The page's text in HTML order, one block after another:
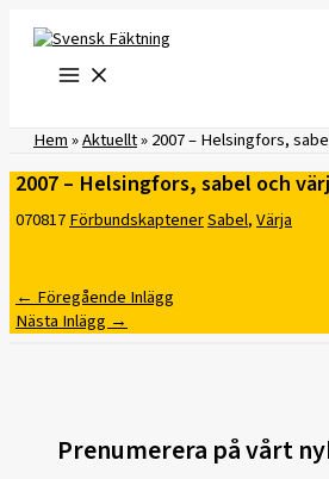
innehåll
Hem»Aktuellt»2007 – Helsingfors,
2007 – Helsingfors, sabel och
070817FörbundskaptenerSabel,Värja
← Föregående Inlägg
Nästa Inlägg →
Prenumerera på vårt